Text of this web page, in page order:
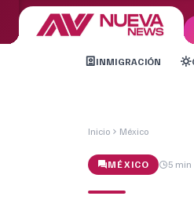
INMIGRACIÓN
Inicio México
MÉXICO 5 min